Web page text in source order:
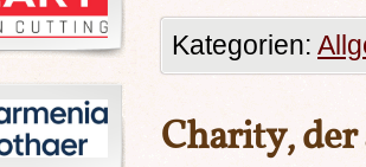
Kategorien:
Charity,